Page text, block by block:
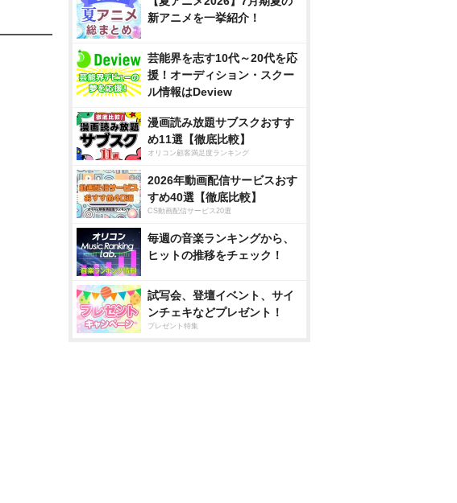
新アニメを一挙紹介！
芸能界を志す10代～20代を応
援！オーディション・スクー
ル情報はDeview
漫画読み放題サブスクおすす
め11選【徹底比較】
オリコン顧客満足度ランキング
2026年動画配信サービスおす
すめ40選【徹底比較】
CS動画配信サービス20選
毎週の音楽ランキングから、
ヒットの推移をチェック！
試写会、登壇イベント、サイ
ンチェキなどプレゼント！
プレゼント特集